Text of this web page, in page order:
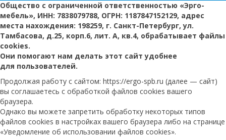
Общество с ограниченной ответственностью «Эрго-
мебель», ИНН: 7838079788, ОГРН: 1187847152129, адрес
места нахождения: 198259, г. Санкт-Петербург, ул.
Тамбасова, д.25, корп.6, лит. А, кв.4, обрабатывает файлы
cookies.
Они помогают нам делать этот сайт удобнее
для пользователей.
Продолжая работу с сайтом: https://ergo-spb.ru (далее — сайт)
вы соглашаетесь с обработкой файлов cookies вашего
браузера.
Однако вы можете запретить обработку некоторых типов
файлов cookies в настройках вашего браузера либо на странице
«Уведомление об использовании файлов cookies».